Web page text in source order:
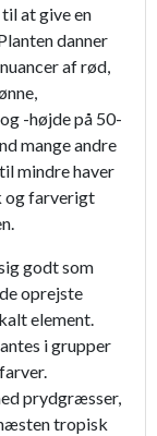
at give en
danner
af rød,
-højde på 50-
mange andre
mindre haver
og farverigt
godt som
oprejste
element.
i grupper
prydgræsser,
tropisk